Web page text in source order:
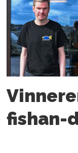
fishan-